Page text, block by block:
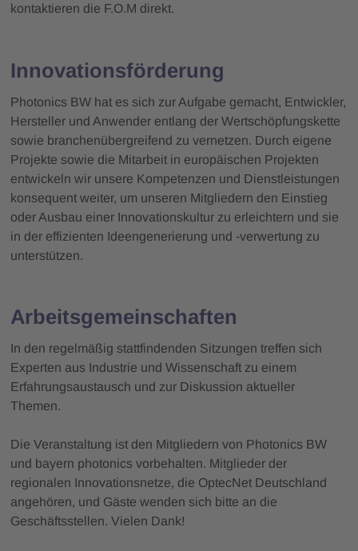
kontaktieren die F.O.M direkt.
Innovationsförderung
Photonics BW hat es sich zur Aufgabe gemacht, Entwickler,
Hersteller und Anwender entlang der Wertschöpfungskette
sowie branchenübergreifend zu vernetzen. Durch eigene
Projekte sowie die Mitarbeit in europäischen Projekten
entwickeln wir unsere Kompetenzen und Dienstleistungen
konsequent weiter, um unseren Mitgliedern den Einstieg
oder Ausbau einer Innovationskultur zu erleichtern und sie
in der effizienten Ideengenerierung und -verwertung zu
unterstützen.
Arbeitsgemeinschaften
In den regelmäßig stattfindenden Sitzungen treffen sich
Experten aus Industrie und Wissenschaft zu einem
Erfahrungsaustausch und zur Diskussion aktueller
Themen.
Die Veranstaltung ist den Mitgliedern von Photonics BW
und bayern photonics vorbehalten. Mitglieder der
regionalen Innovationsnetze, die OptecNet Deutschland
angehören, und Gäste wenden sich bitte an die
Geschäftsstellen. Vielen Dank!